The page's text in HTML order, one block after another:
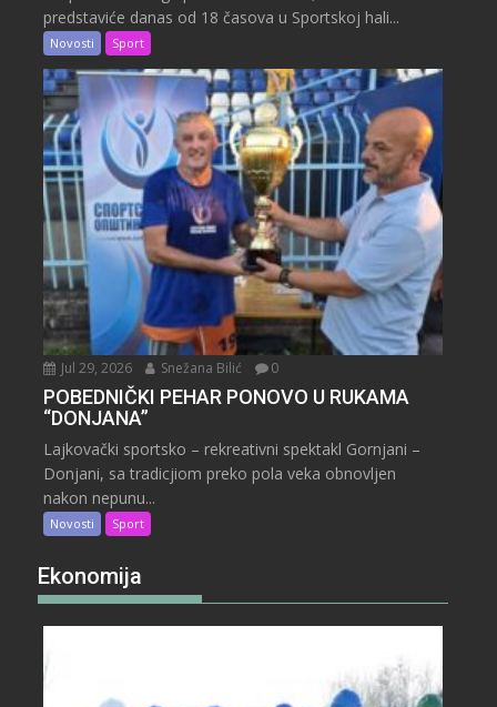
predstaviće danas od 18 časova u Sportskoj hali...
Novosti Sport
Jul 29, 2026 Snežana Bilić 0
POBEDNIČKI PEHAR PONOVO U RUKAMA
“DONJANA”
Lajkovački sportsko – rekreativni spektakl Gornjani –
Donjani, sa tradicjiom preko pola veka obnovljen
nakon nepunu...
Novosti Sport
Ekonomija